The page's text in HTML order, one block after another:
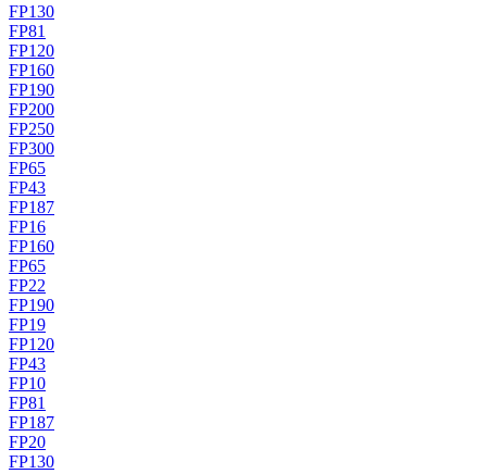
FP130
FP81
FP120
FP160
FP190
FP200
FP250
FP300
FP65
FP43
FP187
FP16
FP160
FP65
FP22
FP190
FP19
FP120
FP43
FP10
FP81
FP187
FP20
FP130